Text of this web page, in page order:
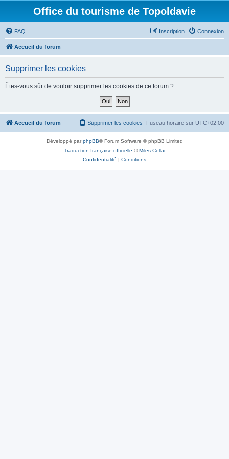
Office du tourisme de Topoldavie
FAQ Connexion
Inscription
Accueil du forum
Supprimer les cookies
Êtes-vous sûr de vouloir supprimer les cookies de ce forum ?
Accueil du forum Fuseau horaire sur UTC+02:00
Supprimer les cookies
Développé parphpBB® Forum Software © phpBB Limited
Traduction française officielle ©Miles Cellar
Confidentialité | Conditions